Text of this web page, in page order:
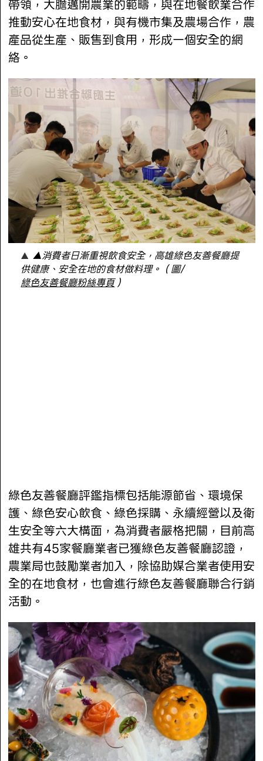
帶領，大膽邁開農業的範疇，與在地餐飲業合作
推動安心在地食材，與有機市集及農場合作，農
產品從生產、販售到食用，形成一個安全的網
絡。
▲消費者日漸重視飲食安全，高雄綠色友善餐廳提
供健康、安全在地的食材做料理。（圖/
綠色友善餐廳粉絲專頁）
綠色友善餐廳評鑑指標包括能源節省、環境保
護、綠色安心飲食、綠色採購、永續經營以及衛
生安全等六大構面，為消費者嚴格把關，目前高
雄共有45家餐廳業者已獲綠色友善餐廳認證，
農業局也鼓勵業者加入，除協助媒合業者使用安
全的在地食材，也會進行綠色友善餐廳聯合行銷
活動。